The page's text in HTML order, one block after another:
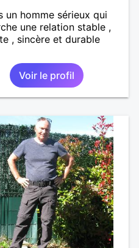
un homme sérieux qui
une relation stable ,
, sincère et durable
Voir le profil